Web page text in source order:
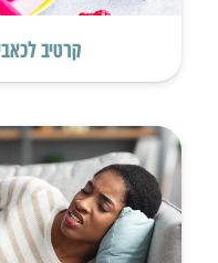
קרטיב